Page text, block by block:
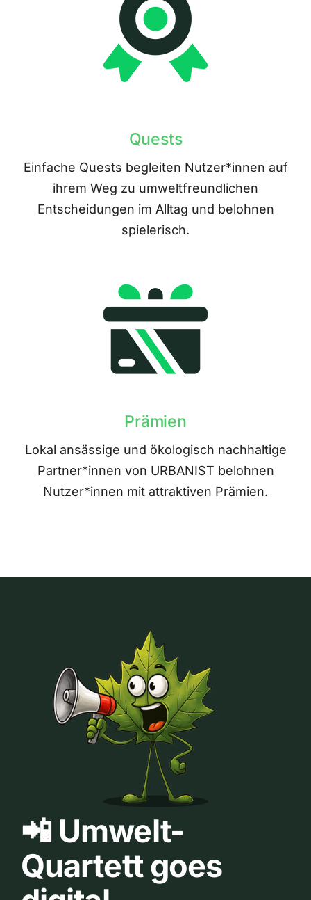
Quests
Einfache Quests begleiten Nutzer*innen auf
ihrem Weg zu umweltfreundlichen
Entscheidungen im Alltag und belohnen
spielerisch.
Prämien
Lokal ansässige und ökologisch nachhaltige
Partner*innen von URBANIST belohnen
Nutzer*innen mit attraktiven Prämien.
📲 Umwelt-
Quartett goes